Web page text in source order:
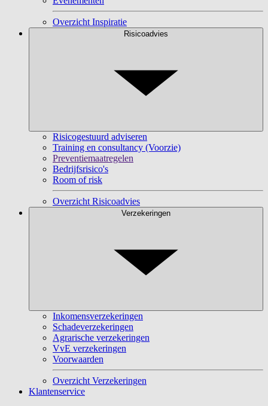
Overzicht Inspiratie
Risicoadvies
Risicogestuurd adviseren
Training en consultancy (Voorzie)
Preventiemaatregelen
Bedrijfsrisico's
Room of risk
Overzicht Risicoadvies
Verzekeringen
Inkomensverzekeringen
Schadeverzekeringen
Agrarische verzekeringen
VvE verzekeringen
Voorwaarden
Overzicht Verzekeringen
Klantenservice